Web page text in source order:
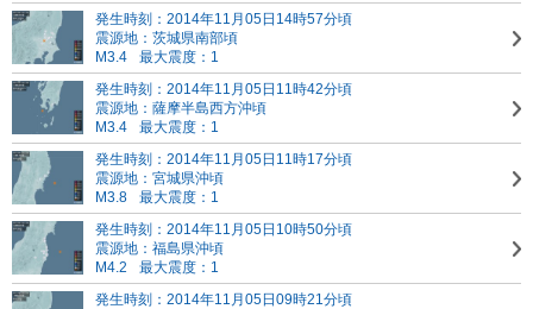
発生時刻：2014年11月05日14時57分頃
震源地：茨城県南部頃
M3.4
最大震度：1
発生時刻：2014年11月05日11時42分頃
震源地：薩摩半島西方沖頃
M3.4
最大震度：1
発生時刻：2014年11月05日11時17分頃
震源地：宮城県沖頃
M3.8
最大震度：1
発生時刻：2014年11月05日10時50分頃
震源地：福島県沖頃
M4.2
最大震度：1
発生時刻：2014年11月05日09時21分頃